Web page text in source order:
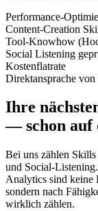
Performance-
Content-Creation
Tool-Knowhow
Social Listening
Kostenflatrate
Direktansprache von
Ihre
— schon auf
Bei uns zählen
und Social-
Analytics sind keine
sondern nach
wirklich zählen.